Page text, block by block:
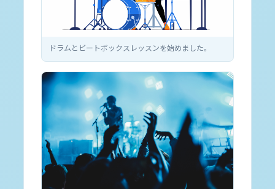
ドラムとビートボックスレッスンを始めました。